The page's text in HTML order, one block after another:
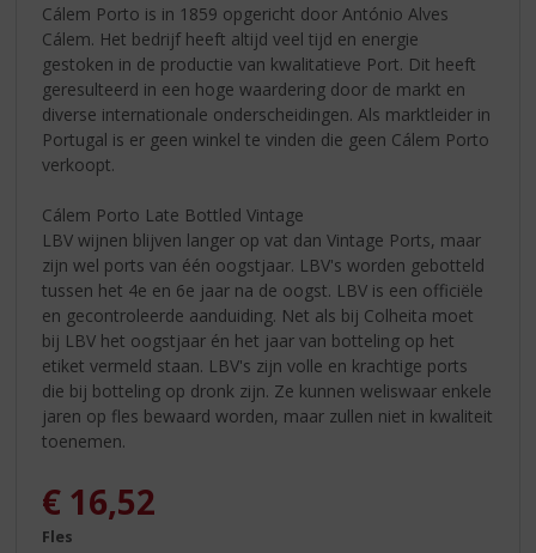
Cálem Porto is in 1859 opgericht door António Alves
Cálem. Het bedrijf heeft altijd veel tijd en energie
gestoken in de productie van kwalitatieve Port. Dit heeft
geresulteerd in een hoge waardering door de markt en
diverse internationale onderscheidingen. Als marktleider in
Portugal is er geen winkel te vinden die geen Cálem Porto
verkoopt.
Cálem Porto Late Bottled Vintage
LBV wijnen blijven langer op vat dan Vintage Ports, maar
zijn wel ports van één oogstjaar. LBV's worden gebotteld
tussen het 4e en 6e jaar na de oogst. LBV is een officiële
en gecontroleerde aanduiding. Net als bij Colheita moet
bij LBV het oogstjaar én het jaar van botteling op het
etiket vermeld staan. LBV's zijn volle en krachtige ports
die bij botteling op dronk zijn. Ze kunnen weliswaar enkele
jaren op fles bewaard worden, maar zullen niet in kwaliteit
toenemen.
€ 16,52
Fles